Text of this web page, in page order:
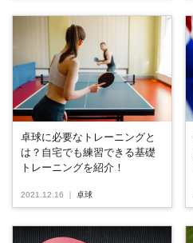
卓球に必要なトレーニングと
は？自宅でも練習できる基礎
トレーニングを紹介！
2021.12.16 卓球